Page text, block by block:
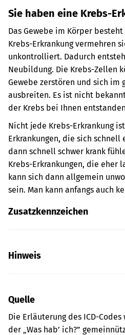
Sie haben eine Krebs-
Das Gewebe im Körper
Krebs-Erkrankung vermehren
unkontrolliert. Dadurch
Neubildung. Die Krebs-Zellen
Gewebe zerstören und sich im
ausbreiten. Es ist nicht
der Krebs bei Ihnen
Nicht jede Krebs-Erkrankung
Erkrankungen, die sich schnell
dann schnell schwer krank
Krebs-Erkrankungen, die eher
kann sich dann allgemein
sein. Man kann anfangs auch
Zusatzkennzeichen
Hinweis
Quelle
Die Erläuterung des ICD-
der „Was hab’ ich?”